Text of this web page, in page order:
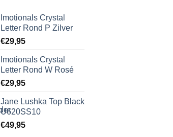
Imotionals Crystal
Letter Rond P Zilver
€29,95
Imotionals Crystal
Letter Rond W Rosé
€29,95
Jane Lushka Top Black
U620SS10
€49,95